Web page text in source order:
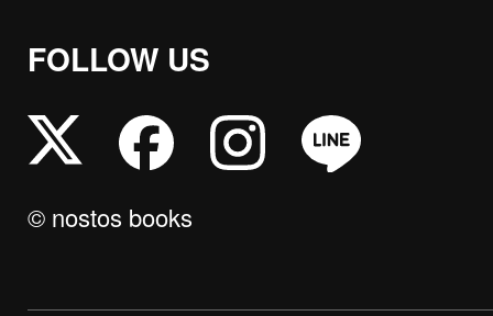
FOLLOW US
© nostos books